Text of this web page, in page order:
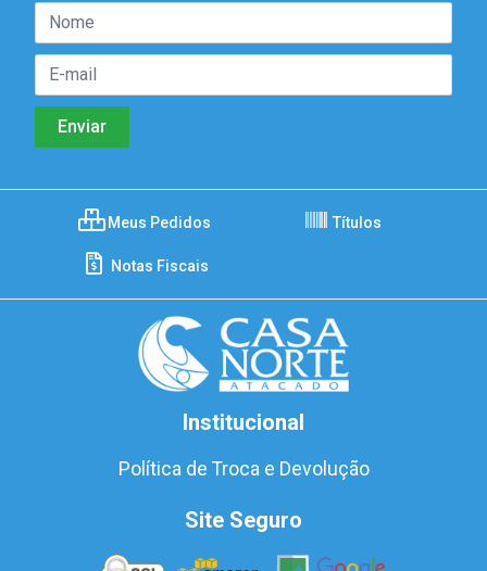
Meus Pedidos Títulos
Notas Fiscais
Institucional
Política de Troca e Devolução
Site Seguro